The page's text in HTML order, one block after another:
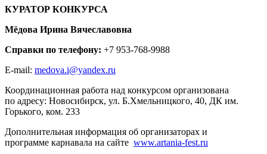
КУРАТОР КОНКУРСА
Мёдова Ирина Вячеславовна
Справки по телефону: +7 953-768-9988
E-mail: medova.i@yandex.ru
Координационная работа над конкурсом организована
по адресу: Новосибирск, ул. Б.Хмельницкого, 40, ДК им.
Горького, ком. 233
Дополнительная информация об организаторах и
программе карнавала на сайте www.artania-fest.ru